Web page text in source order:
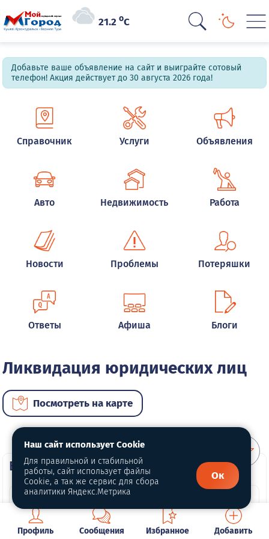
21.2oC
Добавьте ваше объявление на сайт и выиграйте сотовый
телефон! Акция действует до 30 августа 2026 года!
Справочник Услуги Объявления
Авто Недвижимость Работа
Новости Проблемы Потеряшки
Ответы Афиша Блоги
Ликвидация юридических лиц
Посмотреть на карте
ВИП услуги
Профиль Сообщения Избранное Добавить
Наш сайт использует Cookie
Для правильной и стабильной
работы, сайт использует файлы
Cookie, а так же сервис для сбора
аналитики Яндекс.Метрика
Ок